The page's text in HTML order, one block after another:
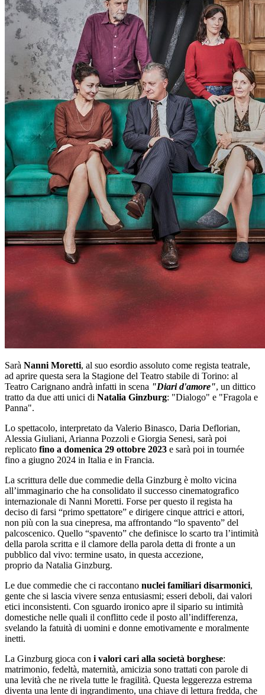
Sarà Nanni Moretti, al suo esordio assoluto come regista teatrale,
ad aprire questa sera la Stagione del Teatro stabile di Torino: al
Teatro Carignano andrà infatti in scena "Diari d'amore", un dittico
tratto da due atti unici di Natalia Ginzburg: "Dialogo" e "Fragola e
Panna".
Lo spettacolo, interpretato da Valerio Binasco, Daria Deflorian,
Alessia Giuliani, Arianna Pozzoli e Giorgia Senesi, sarà poi
replicato fino a domenica 29 ottobre 2023 e sarà poi in tournée
fino a giugno 2024 in Italia e in Francia.
La scrittura delle due commedie della Ginzburg è molto vicina
all’immaginario che ha consolidato il successo cinematografico
internazionale di Nanni Moretti. Forse per questo il regista ha
deciso di farsi “primo spettatore” e dirigere cinque attrici e attori,
non più con la sua cinepresa, ma affrontando “lo spavento” del
palcoscenico. Quello “spavento” che definisce lo scarto tra l’intimità
della parola scritta e il clamore della parola detta di fronte a un
pubblico dal vivo: termine usato, in questa accezione,
proprio da Natalia Ginzburg.
Le due commedie che ci raccontano nuclei familiari disarmonici,
gente che si lascia vivere senza entusiasmi; esseri deboli, dai valori
etici inconsistenti. Con sguardo ironico apre il sipario su intimità
domestiche nelle quali il conflitto cede il posto all’indifferenza,
svelando la fatuità di uomini e donne emotivamente e moralmente
inetti.
La Ginzburg gioca con i valori cari alla società borghese:
matrimonio, fedeltà, maternità, amicizia sono trattati con parole di
una levità che ne rivela tutte le fragilità. Questa leggerezza estrema
diventa una lente di ingrandimento, una chiave di lettura fredda, che